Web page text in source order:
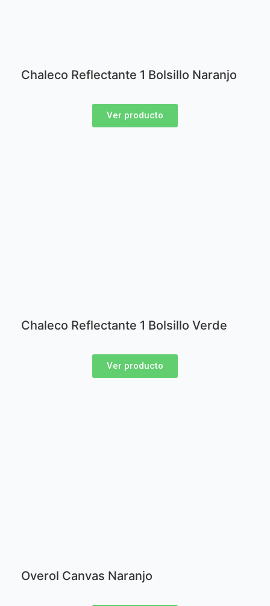
Chaleco Reflectante 1 Bolsillo Naranjo
Ver producto
Chaleco Reflectante 1 Bolsillo Verde
Ver producto
Overol Canvas Naranjo